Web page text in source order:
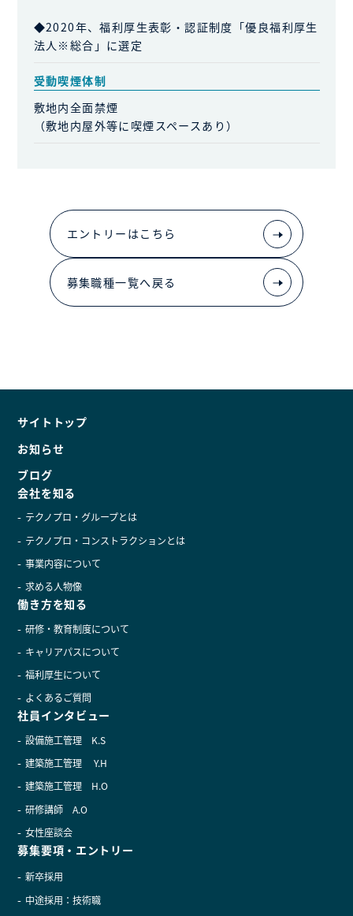
◆2020年、福利厚生表彰・認証制度「優良福利厚生
法人※総合」に選定
受動喫煙体制
敷地内全面禁煙
（敷地内屋外等に喫煙スペースあり）
エントリーはこちら
募集職種一覧へ戻る
サイトトップ
お知らせ
ブログ
会社を知る
テクノプロ・グループとは
テクノプロ・コンストラクションとは
事業内容について
求める人物像
働き方を知る
研修・教育制度について
キャリアパスについて
福利厚生について
よくあるご質問
社員インタビュー
設備施工管理 K.S
建築施工管理 Y.H
建築施工管理 H.O
研修講師 A.O
女性座談会
募集要項・エントリー
新卒採用
中途採用：技術職